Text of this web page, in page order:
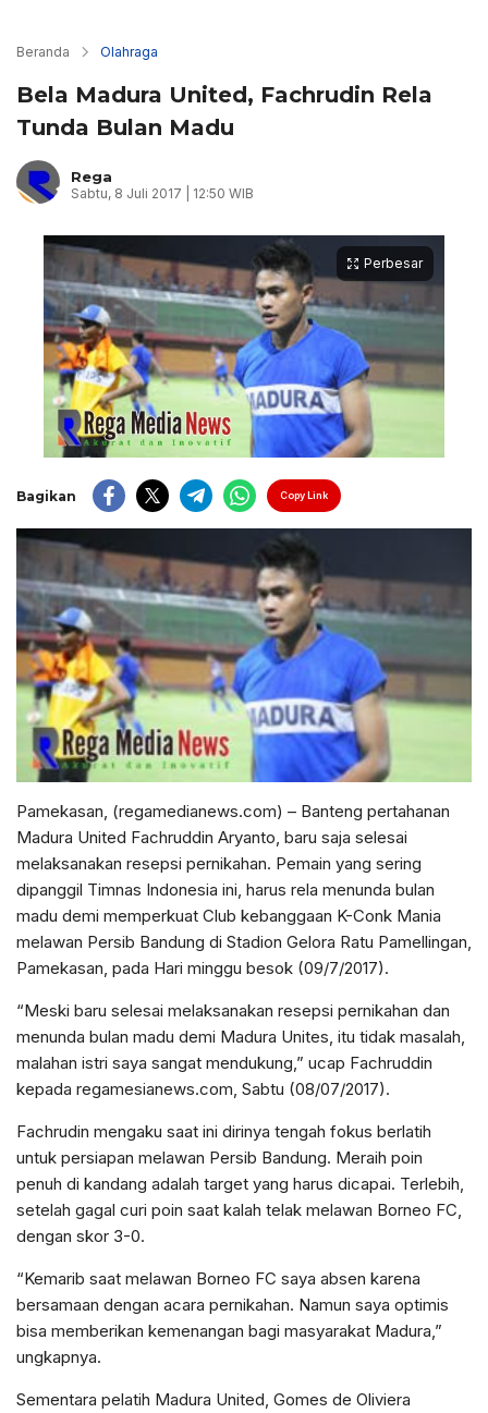
Beranda Olahraga
Bela Madura United, Fachrudin Rela
Tunda Bulan Madu
Rega
Sabtu, 8 Juli 2017 | 12:50 WIB
Perbesar
Bagikan Copy Link
Pamekasan, (regamedianews.com) – Banteng pertahanan
Madura United Fachruddin Aryanto, baru saja selesai
melaksanakan resepsi pernikahan. Pemain yang sering
dipanggil Timnas Indonesia ini, harus rela menunda bulan
madu demi memperkuat Club kebanggaan K-Conk Mania
melawan Persib Bandung di Stadion Gelora Ratu Pamellingan,
Pamekasan, pada Hari minggu besok (09/7/2017).
“Meski baru selesai melaksanakan resepsi pernikahan dan
menunda bulan madu demi Madura Unites, itu tidak masalah,
malahan istri saya sangat mendukung,” ucap Fachruddin
kepada regamesianews.com, Sabtu (08/07/2017).
Fachrudin mengaku saat ini dirinya tengah fokus berlatih
untuk persiapan melawan Persib Bandung. Meraih poin
penuh di kandang adalah target yang harus dicapai. Terlebih,
setelah gagal curi poin saat kalah telak melawan Borneo FC,
dengan skor 3-0.
“Kemarib saat melawan Borneo FC saya absen karena
bersamaan dengan acara pernikahan. Namun saya optimis
bisa memberikan kemenangan bagi masyarakat Madura,”
ungkapnya.
Sementara pelatih Madura United, Gomes de Oliviera